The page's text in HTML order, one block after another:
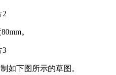
。
如下图所示的草图。